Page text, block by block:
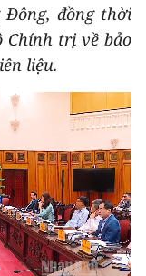
đồng thời
Chính trị về bảo
liệu.